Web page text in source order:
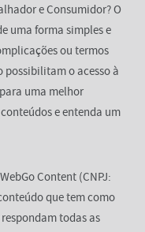
e Consumidor? O
uma forma simples e
ou termos
possibilitam o acesso à
uma melhor
e entenda um
Content (CNPJ:
que tem como
todas as